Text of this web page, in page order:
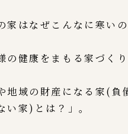
家はなぜこんなに寒いの
の健康をまもる家づくり
地域の財産になる家(負
い家)とは？」。